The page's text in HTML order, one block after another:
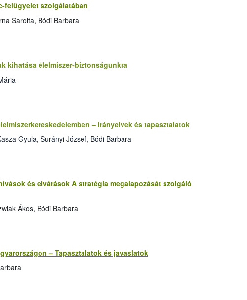
felügyelet szolgálatában
Sarolta, Bódi Barbara
kihatása élelmiszer-biztonságunkra
– irányelvek és tapasztalatok
Gyula, Surányi József, Bódi Barbara
és elvárások A stratégia megalapozását szolgáló
Ákos, Bódi Barbara
– Tapasztalatok és javaslatok